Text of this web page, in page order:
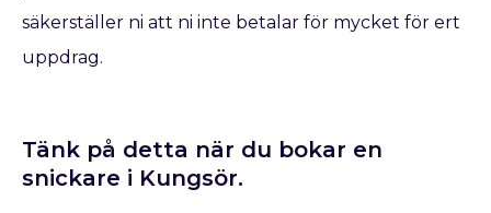
säkerställer ni att ni inte betalar för mycket för ert
uppdrag.
Tänk på detta när du bokar en
snickare​ i Kungsör.